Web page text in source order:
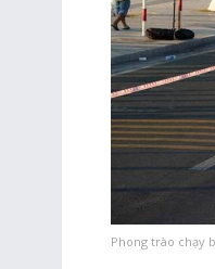
Phong trào chạy